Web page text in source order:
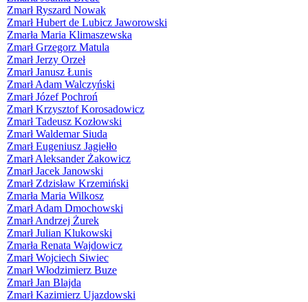
Zmarł Ryszard Nowak
Zmarł Hubert de Lubicz Jaworowski
Zmarła Maria Klimaszewska
Zmarł Grzegorz Matula
Zmarł Jerzy Orzeł
Zmarł Janusz Łunis
Zmarł Adam Walczyński
Zmarł Józef Pochroń
Zmarł Krzysztof Korosadowicz
Zmarł Tadeusz Kozłowski
Zmarł Waldemar Siuda
Zmarł Eugeniusz Jagiełło
Zmarł Aleksander Żakowicz
Zmarł Jacek Janowski
Zmarł Zdzisław Krzemiński
Zmarła Maria Wilkosz
Zmarł Adam Dmochowski
Zmarł Andrzej Żurek
Zmarł Julian Klukowski
Zmarła Renata Wajdowicz
Zmarł Wojciech Siwiec
Zmarł Włodzimierz Buze
Zmarł Jan Blajda
Zmarł Kazimierz Ujazdowski